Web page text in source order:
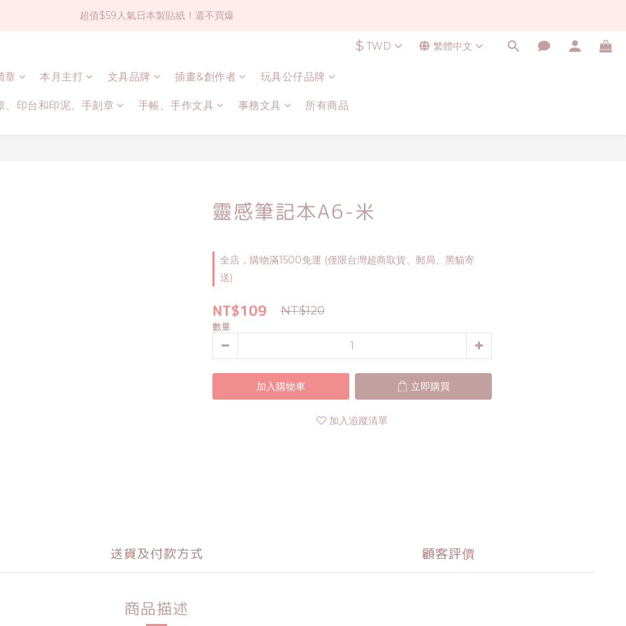
社群大人氣！各種有趣的打洞器
超值$59人氣日本製貼紙！還不買爆
社群大人氣！各種有趣的打洞器
$ TWD 繁體中文
章 本月主打 文具品牌 插畫&創作者 玩具公仔品牌
、印台和印泥、手刻章 手帳、手作文具 事務文具 所有商品
靈感筆記本A6-米
全店，購物滿1500免運 (僅限台灣超商取貨、郵局、黑貓寄
送)
NT$109 NT$120
數量
加入購物車 立即購買
加入追蹤清單
送貨及付款方式 顧客評價
商品描述